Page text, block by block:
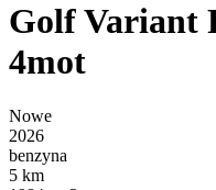
Golf Variant
4mot
Nowe
2026
benzyna
5 km